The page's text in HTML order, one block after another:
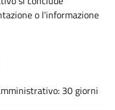
o l'informazione
30 giorni